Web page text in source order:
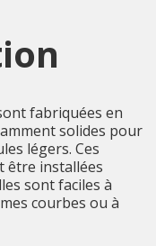
fabriquées en
solides pour
légers. Ces
être installées
sont faciles à
courbes ou à